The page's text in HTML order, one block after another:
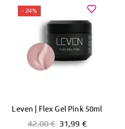
- 24%
Leven | Flex Gel Pink 50ml
42,00€ 31,99 €